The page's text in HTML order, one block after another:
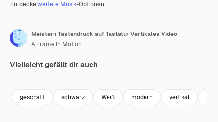
Entdeckeweitere Musik-Optionen
Meistern Tastendruck auf Tastatur Vertikales Video
A Frame In Motion
Vielleicht gefällt dir auch
geschäft schwarz Weiß modern vertikal